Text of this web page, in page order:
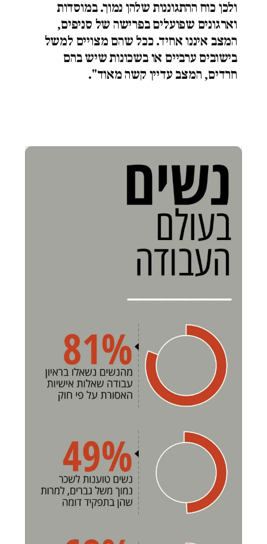
ולכן כוח ההתגוננות שלהן נמוך. במוסדות
וארגונים שפועלים בפרישה של סניפים,
המצב איננו אחיד. ככל שהם מצויים למשל
בישובים ערביים או בשכונות שיש בהם
חרדים, המצב עדיין קשה מאוד".